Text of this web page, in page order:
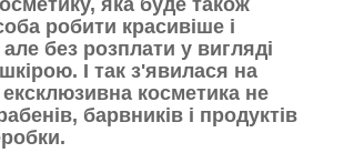
яка буде також
робити красивіше і
без розплати у вигляді
І так з'явилася на
ексклюзивна косметика не
барвників і продуктів